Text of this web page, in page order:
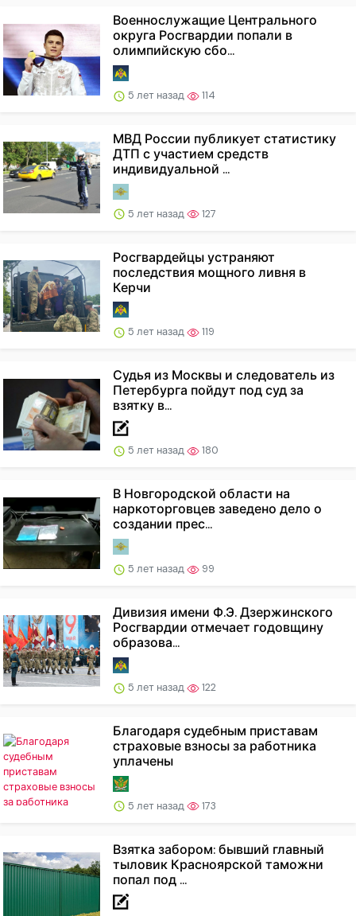
Военнослужащие Центрального
округа Росгвардии попали в
олимпийскую сбо...
5 лет назад 114
МВД России публикует статистику
ДТП с участием средств
индивидуальной ...
5 лет назад 127
Росгвардейцы устраняют
последствия мощного ливня в
Керчи
5 лет назад 119
Судья из Москвы и следователь из
Петербурга пойдут под суд за
взятку в...
5 лет назад 180
В Новгородской области на
наркоторговцев заведено дело о
создании прес...
5 лет назад 99
Дивизия имени Ф.Э. Дзержинского
Росгвардии отмечает годовщину
образова...
5 лет назад 122
Благодаря судебным приставам
страховые взносы за работника
уплачены
5 лет назад 173
Взятка забором: бывший главный
тыловик Красноярской таможни
попал под ...